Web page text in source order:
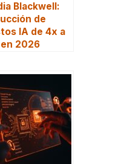
Blackwell:
de
IA de 4x a
2026